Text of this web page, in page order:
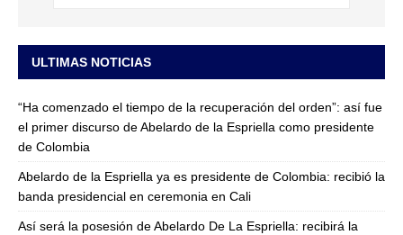
ULTIMAS NOTICIAS
“Ha comenzado el tiempo de la recuperación del orden”: así fue
el primer discurso de Abelardo de la Espriella como presidente
de Colombia
Abelardo de la Espriella ya es presidente de Colombia: recibió la
banda presidencial en ceremonia en Cali
Así será la posesión de Abelardo De La Espriella: recibirá la